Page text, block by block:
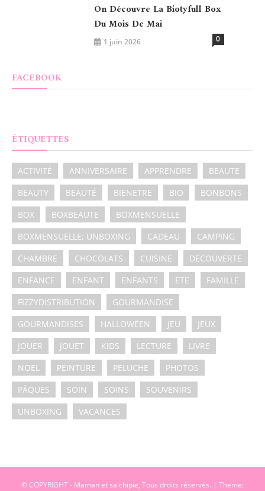
On Découvre La Biotyfull Box
Du Mois De Mai
1 juin 2026 0
FACEBOOK
ÉTIQUETTES
ACTIVITÉ ANNIVERSAIRE APPRENDRE
BEAUTE
BEAUTY
BEAUTÉ BIENETRE BIO
BONBONS
BOX
BOXBEAUTE
BOXMENSUELLE
BOXMENSUELLE; UNBOXING
CADEAU
CAMPING
CHAMBRE
CHOCOLATS CUISINE
DECOUVERTE
ENFANCE
ENFANT ENFANTS ETE
FAMILLE
FIZZYDISTRIBUTION
GOURMANDISE
GOURMANDISES
HALLOWEEN JEU
JEUX
JOUER
JOUET KIDS LECTURE
LIVRE
NOEL
PEINTURE PELUCHE
PHOTOS
PÂQUES
SOIN SOINS
SOUVENIRS
UNBOXING
VACANCES
© COPYRIGHT - Maman et sa chipie, Tous droits réservés. | Theme: